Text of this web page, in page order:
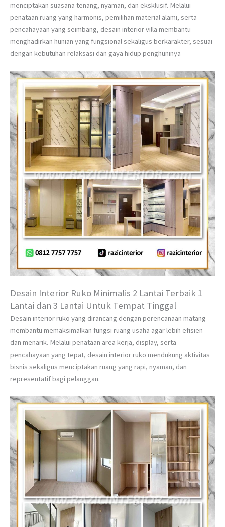
menciptakan suasana tenang, nyaman, dan eksklusif. Melalui
penataan ruang yang harmonis, pemilihan material alami, serta
pencahayaan yang seimbang, desain interior villa membantu
menghadirkan hunian yang fungsional sekaligus berkarakter, sesuai
dengan kebutuhan relaksasi dan gaya hidup penghuninya
Desain Interior Ruko Minimalis 2 Lantai Terbaik 1
Lantai dan 3 Lantai Untuk Tempat Tinggal
Desain interior ruko yang dirancang dengan perencanaan matang
membantu memaksimalkan fungsi ruang usaha agar lebih efisien
dan menarik. Melalui penataan area kerja, display, serta
pencahayaan yang tepat, desain interior ruko mendukung aktivitas
bisnis sekaligus menciptakan ruang yang rapi, nyaman, dan
representatif bagi pelanggan.